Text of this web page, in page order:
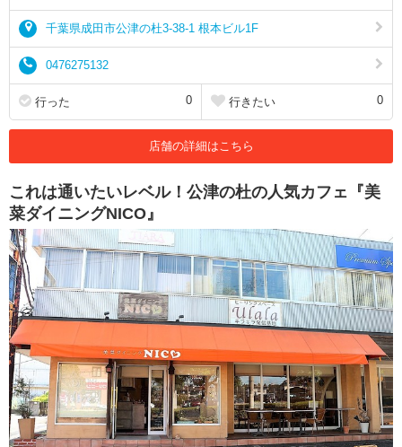
千葉県成田市公津の杜3-38-1 根本ビル1F
0476275132
行った 0 行きたい 0
店舗の詳細はこちら
これは通いたいレベル！公津の杜の人気カフェ『美
菜ダイニングNICO』